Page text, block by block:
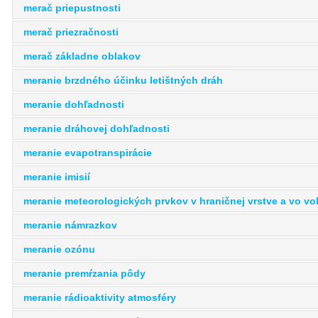
merač priepustnosti
merač priezračnosti
merač základne oblakov
meranie brzdného účinku letištných dráh
meranie dohľadnosti
meranie dráhovej dohľadnosti
meranie evapotranspirácie
meranie imisií
meranie meteorologických prvkov v hraničnej vrstve a vo
meranie námrazkov
meranie ozónu
meranie premŕzania pôdy
meranie rádioaktivity atmosféry